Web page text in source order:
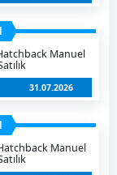
Manuel
31.07.2026
Manuel